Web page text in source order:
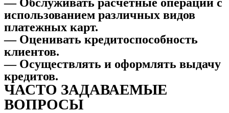
использованием различных видов
платежных карт.
— Оценивать кредитоспособность
клиентов.
— Осуществлять и оформлять выдачу
кредитов.
ЧАСТО ЗАДАВАЕМЫЕ
ВОПРОСЫ